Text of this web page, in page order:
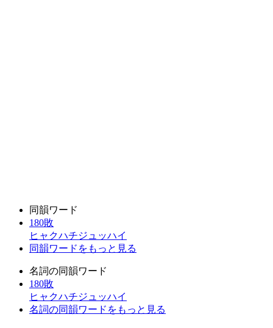
同韻ワード
180敗
ヒャクハチジュッハイ
同韻ワードをもっと見る
名詞の同韻ワード
180敗
ヒャクハチジュッハイ
名詞の同韻ワードをもっと見る